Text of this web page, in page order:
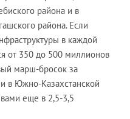
района и в
района. Если
в каждой
от 350 до 500 миллионов
марш-бросок за
в Южно-Казахстанской
еще в 2,5-3,5